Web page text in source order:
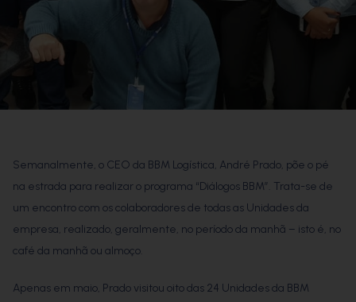
Semanalmente, o CEO da BBM Logística, André Prado, põe o pé
na estrada para realizar o programa “Diálogos BBM”. Trata-se de
um encontro com os colaboradores de todas as Unidades da
empresa, realizado, geralmente, no período da manhã – isto é, no
café da manhã ou almoço.
Apenas em maio, Prado visitou oito das 24 Unidades da BBM